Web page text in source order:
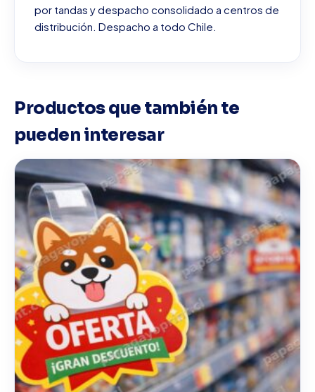
por tandas y despacho consolidado a centros de
distribución. Despacho a todo Chile.
Productos que también te
pueden interesar